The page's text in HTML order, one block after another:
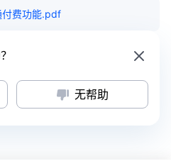
费功能.pdf
无帮助